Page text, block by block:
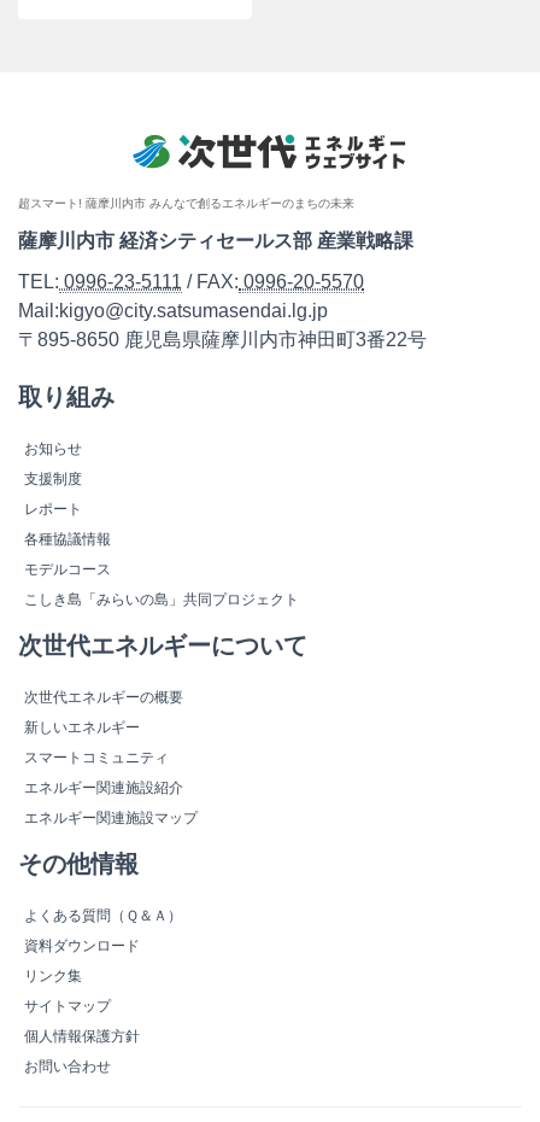
超スマート! 薩摩川内市 みんなで創るエネルギーのまちの未来
薩摩川内市 経済シティセールス部 産業戦略課
TEL: 0996-23-5111 / FAX: 0996-20-5570
Mail:kigyo@city.satsumasendai.lg.jp
〒895-8650 鹿児島県薩摩川内市神田町3番22号
取り組み
お知らせ
支援制度
レポート
各種協議情報
モデルコース
こしき島「みらいの島」共同プロジェクト
次世代エネルギーについて
次世代エネルギーの概要
新しいエネルギー
スマートコミュニティ
エネルギー関連施設紹介
エネルギー関連施設マップ
その他情報
よくある質問（Ｑ＆Ａ）
資料ダウンロード
リンク集
サイトマップ
個人情報保護方針
お問い合わせ